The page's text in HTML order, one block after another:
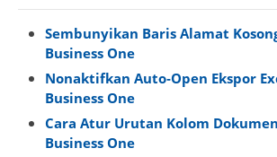
Sembunyikan Baris Alamat
Business One
Nonaktifkan Auto‑Open Ekspor
Business One
Cara Atur Urutan Kolom
Business One